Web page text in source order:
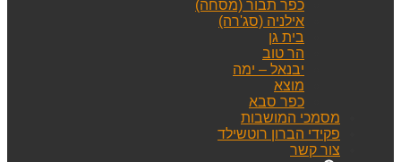
כפר תבור (מסחה)
אילניה (סג'רה)
בית גן
הר טוב
יבנאל – ימה
מוצא
כפר סבא
מסמכי המושבות
פקידי הברון רוטשילד
צור קשר